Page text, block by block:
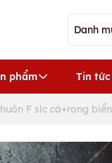
phẩm Tin tức
F slc cá+rong biển